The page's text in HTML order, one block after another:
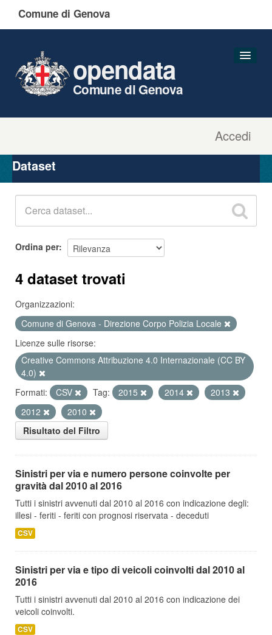
Comune di Genova
Accedi
opendata
Comune di Genova
Organizzazioni
Gruppi
Dataset
Ordina per
4 dataset trovati
Organizzazioni:
Comune di Genova - Direzione Corpo Polizia Locale
Licenze sulle risorse:
Creative Commons Attribuzione 4.0 Internazionale (CC BY
4.0)
Formati:
CSV Tag: 2015 2014
2013
2012
2010
Risultato del Filtro
Sinistri per via e numero persone coinvolte per
gravità dal 2010 al 2016
Tutti i sinistri avvenuti dal 2010 al 2016 con indicazione degli:
illesi - feriti - feriti con prognosi riservata - deceduti
CSV
Sinistri per via e tipo di veicoli coinvolti dal 2010 al
2016
Tutti i sinistri avvenuti dal 2010 al 2016 con indicazione dei
veicoli coinvolti.
CSV